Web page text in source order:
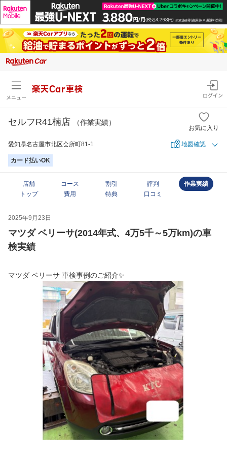
メニュー
楽天Car車検
ログイン
セルフR41楠店 （作業実績）
お気に入り
愛知県名古屋市北区会所町81-1 地図確認
カード払いOK
店舗
トップ
コース
費用
割引
特典
評判
口コミ
作業実績
2025年9月23日
マツダ ベリーサ(2014年式、4万5千～5万km)の車
検実績
マツダ ベリーサ 車検事例のご紹介✨